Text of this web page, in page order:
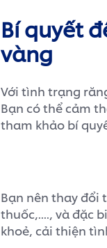
Bí quyết
vàng
Với tình trạng
Bạn có thể cảm
tham khảo bí
Bạn nên thay đổi
thuốc,...., và đặc
khoẻ, cải thiện